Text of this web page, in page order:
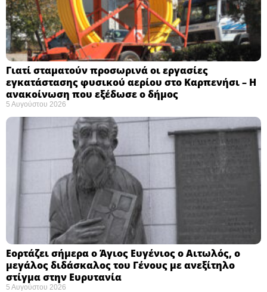
Γιατί σταματούν προσωρινά οι εργασίες
εγκατάστασης φυσικού αερίου στο Καρπενήσι – Η
ανακοίνωση που εξέδωσε ο δήμος
5 Αυγούστου 2026
Εορτάζει σήμερα ο Άγιος Ευγένιος ο Αιτωλός, ο
μεγάλος διδάσκαλος του Γένους με ανεξίτηλο
στίγμα στην Ευρυτανία
5 Αυγούστου 2026